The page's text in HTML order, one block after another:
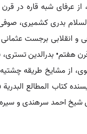
عرفای شبه قاره در قرن
بدری کشمیری،
و انقلابی برجست
هفتم• بدرالدین
از مشایخ طریقه چشتیه
کتاب المطالع البدریة
شیخ احمد سرهندی و